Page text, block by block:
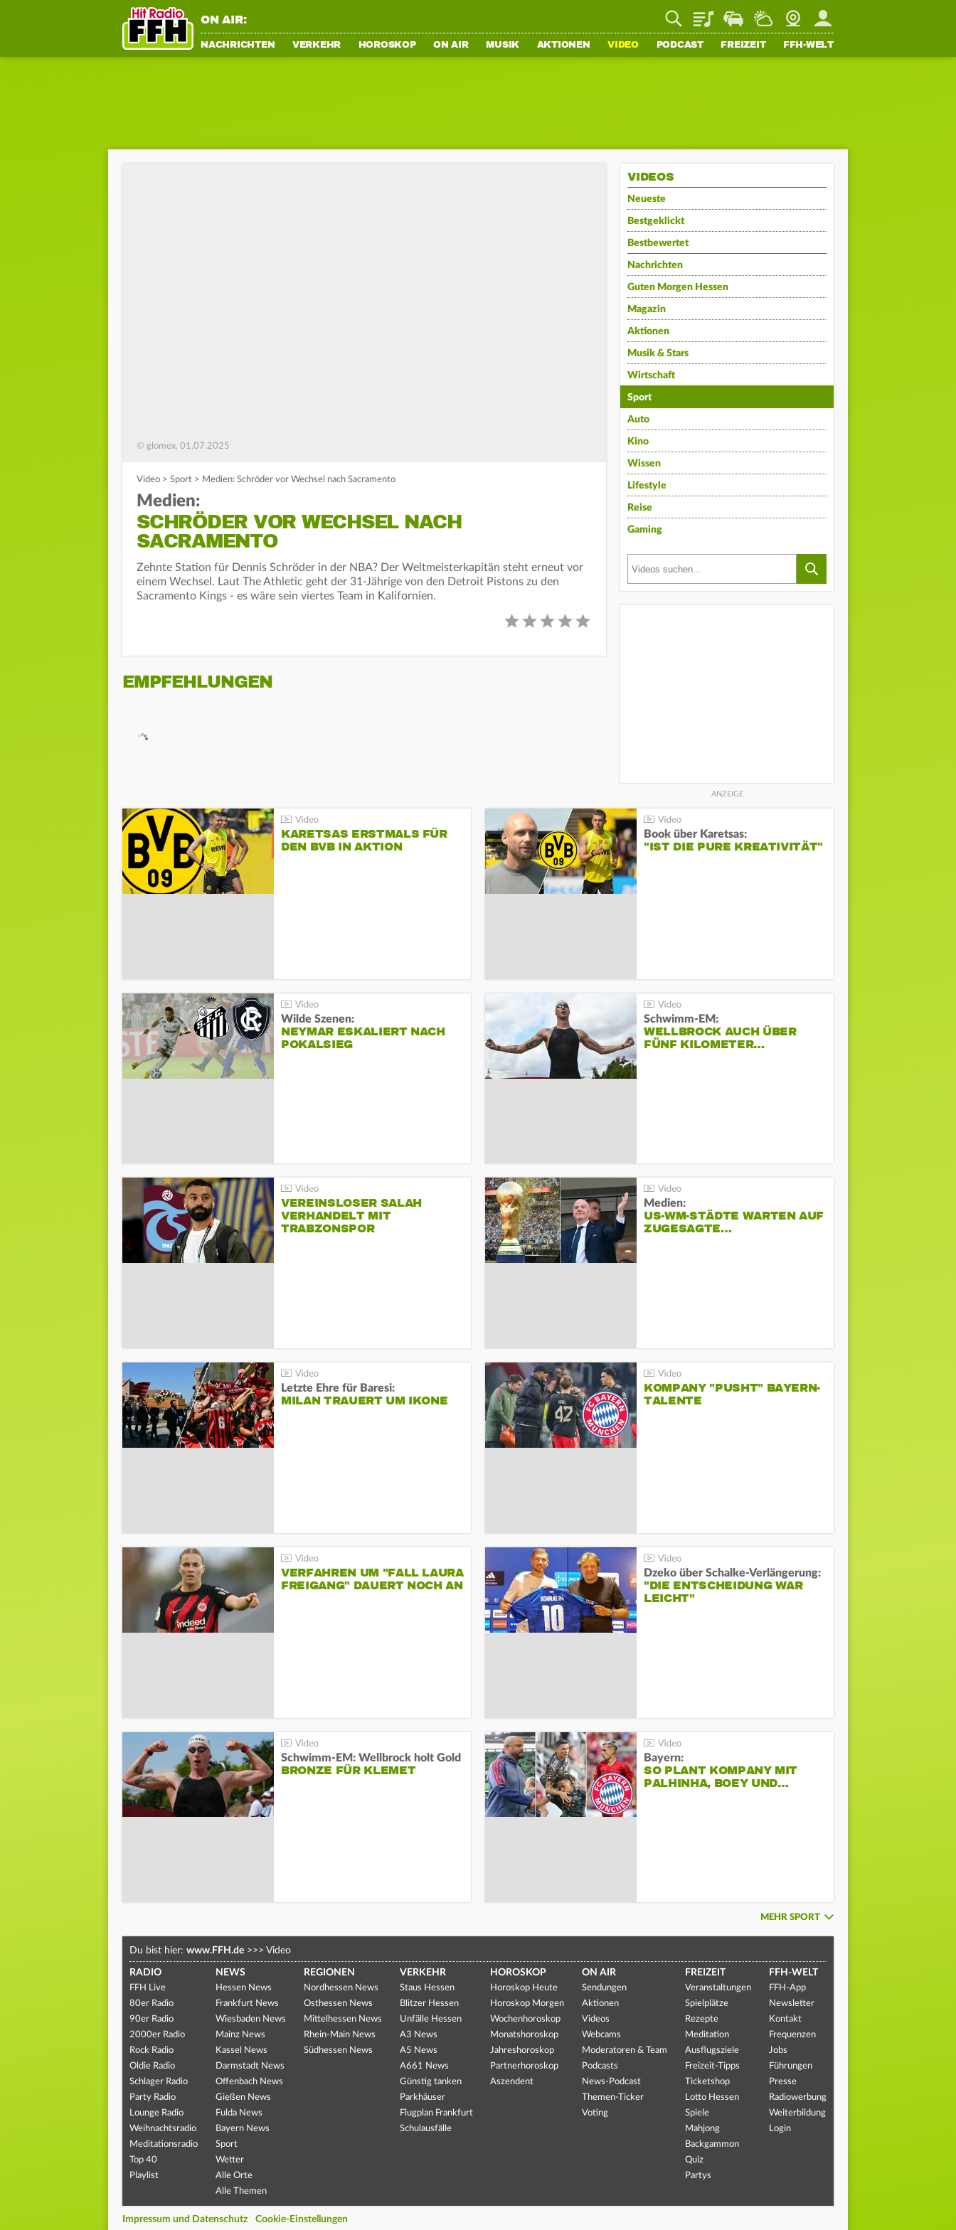
ON AIR: PlaylistStaupilotWetterWebcamMein FFH
NACHRICHTEN VERKEHR HOROSKOP ON AIR MUSIK AKTIONEN VIDEO PODCAST FREIZEIT FFH-WELT
© glomex, 01.07.2025
Video > Sport > Medien: Schröder vor Wechsel nach Sacramento
Medien:
SCHRÖDER VOR WECHSEL NACH
SACRAMENTO
Zehnte Station für Dennis Schröder in der NBA? Der Weltmeisterkapitän steht erneut vor
einem Wechsel. Laut The Athletic geht der 31-Jährige von den Detroit Pistons zu den
Sacramento Kings - es wäre sein viertes Team in Kalifornien.
EMPFEHLUNGEN
VIDEOS
Neueste
Bestgeklickt
Bestbewertet
Nachrichten
Guten Morgen Hessen
Magazin
Aktionen
Musik & Stars
Wirtschaft
Sport
Auto
Kino
Wissen
Lifestyle
Reise
Gaming
KARETSAS ERSTMALS FÜR
DEN BVB IN AKTION
Book über Karetsas:
"IST DIE PURE KREATIVITÄT"
Wilde Szenen:
NEYMAR ESKALIERT NACH
POKALSIEG
Schwimm-EM:
WELLBROCK AUCH ÜBER
FÜNF KILOMETER…
VEREINSLOSER SALAH
VERHANDELT MIT
TRABZONSPOR
Medien:
US-WM-STÄDTE WARTEN AUF
ZUGESAGTE…
Letzte Ehre für Baresi:
MILAN TRAUERT UM IKONE
KOMPANY "PUSHT" BAYERN-
TALENTE
VERFAHREN UM "FALL LAURA
FREIGANG" DAUERT NOCH AN
Dzeko über Schalke-Verlängerung:
"DIE ENTSCHEIDUNG WAR
LEICHT"
Schwimm-EM: Wellbrock holt Gold
BRONZE FÜR KLEMET
Bayern:
SO PLANT KOMPANY MIT
PALHINHA, BOEY UND…
MEHR SPORT
Du bist hier: www.FFH.de >>> Video
RADIO
FFH Live
80er Radio
90er Radio
2000er Radio
Rock Radio
Oldie Radio
Schlager Radio
Party Radio
Lounge Radio
Weihnachtsradio
Meditationsradio
Top 40
Playlist
NEWS
Hessen News
Frankfurt News
Wiesbaden News
Mainz News
Kassel News
Darmstadt News
Offenbach News
Gießen News
Fulda News
Bayern News
Sport
Wetter
Alle Orte
Alle Themen
REGIONEN
Nordhessen News
Osthessen News
Mittelhessen News
Rhein-Main News
Südhessen News
VERKEHR
Staus Hessen
Blitzer Hessen
Unfälle Hessen
A3 News
A5 News
A661 News
Günstig tanken
Parkhäuser
Flugplan Frankfurt
Schulausfälle
HOROSKOP
Horoskop Heute
Horoskop Morgen
Wochenhoroskop
Monatshoroskop
Jahreshoroskop
Partnerhoroskop
Aszendent
ON AIR
Sendungen
Aktionen
Videos
Webcams
Moderatoren & Team
Podcasts
News-Podcast
Themen-Ticker
Voting
FREIZEIT
Veranstaltungen
Spielplätze
Rezepte
Meditation
Ausflugsziele
Freizeit-Tipps
Ticketshop
Lotto Hessen
Spiele
Mahjong
Backgammon
Quiz
Partys
FFH-WELT
FFH-App
Newsletter
Kontakt
Frequenzen
Jobs
Führungen
Presse
Radiowerbung
Weiterbildung
Login
Impressum und Datenschutz Cookie-Einstellungen